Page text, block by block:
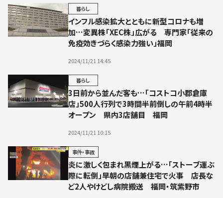
暮らし
インフル感染拡大とともに新型コロナも増
加…変異株「XEC株」広がる 専門家「従来の
免疫効きづらく感染力強い」福岡
2024/11/21 14:45
暮らし
3日前から並んだ客も…「コストコ小郡倉庫
店」500人行列で3時間半前倒しの午前4時半
オープン 県内3店舗目 福岡
2024/11/21 10:15
事件・事故
炎に激しく包まれ黒煙上がる…「ストーブ運ぶ
際に転倒」早朝の店舗兼住宅で火事 店長な
ど2人やけどし病院搬送 福岡・筑紫野市